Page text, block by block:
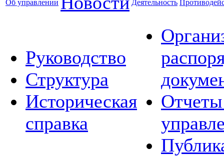
Об управлении Деятельность
Руководство
Структура
Историческая
справка
Отчеты